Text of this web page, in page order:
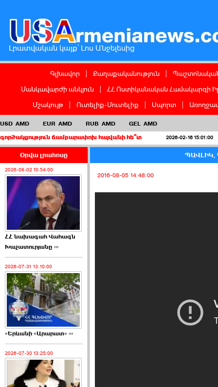
Լրատվական կայք՝ Լոս Անջելեսից
Գլխավոր Քաղաքականություն
Մանկավարժի անկյուն
ՀՀ Ոստիկանական Համակարգի
Մշակույթ
Ուտելիք-Մուտելիք Սպորտ
USD AMD EUR AMD RUB AMD GEL AMD
ճամբարափոխ հայվանի հե՞տ
2026-02-16 15:01:00 Երբ
Օրվա լրահոսը
2026-08-02 10:54:00
ՀՀ նախագահ Վահագն
Խաչատուրյանը ›››
2026-07-31 13:10:00
«Երևանի «Արարատ» ›››
2026-07-30 13:25:00
ՊԱՎԼԻԿ,
2016-08-05 14:48:00